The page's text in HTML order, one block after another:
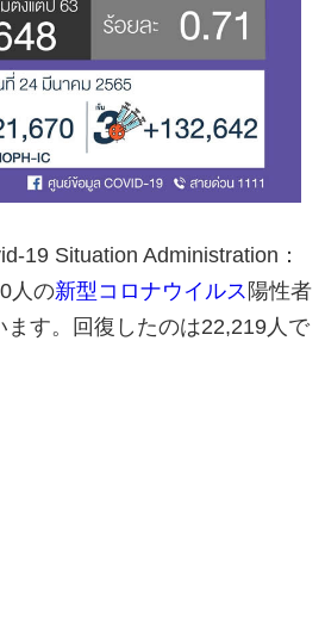
19 Situation Administration：
人の新型コロナウイルス 陽性者
す。回復したのは22,219人で